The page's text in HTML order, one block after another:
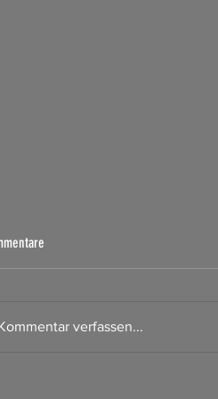
Börsen Radar 07.08.2026
verfassen...